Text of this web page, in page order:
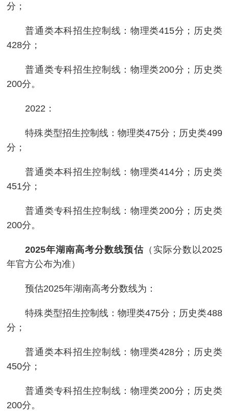
分；
普通类本科招生控制线：物理类415分；历史类
428分；
普通类专科招生控制线：物理类200分；历史类
200分。
2022：
特殊类型招生控制线：物理类475分；历史类499
分；
普通类本科招生控制线：物理类414分；历史类
451分；
普通类专科招生控制线：物理类200分；历史类
200分。
2025年湖南高考分数线预估（实际分数以2025
年官方公布为准）
预估2025年湖南高考分数线为：
特殊类型招生控制线：物理类475分；历史类488
分；
普通类本科招生控制线：物理类428分；历史类
450分；
普通类专科招生控制线：物理类200分；历史类
200分。